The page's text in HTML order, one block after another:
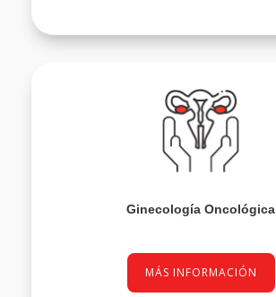
Ginecología Oncológica
MÁS INFORMACIÓN